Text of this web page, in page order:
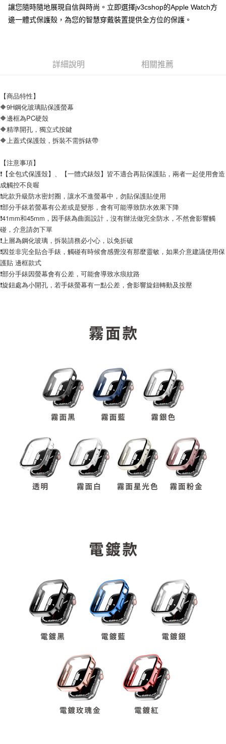
１．於結帳方式選擇「AFTEE先享後付」後，將跳轉至「AFTEE先享後付」
結帳頁面，進行簡訊認證並確認金額後，即可完成結帳。
２．訂單成立數日內，您將收到繳費通知簡訊。
購買商品的店家。未經商家同意取消之訂單仍視為有效，需透過AFTEE先享
後付繳納相關費用。
客戶支援中心」
１．透過由恩沛科技股份有限公司提供之「AFTEE先享後付」服務完成之交
易，需依本服務之必要範圍內提供個人資料，並將交易相關給付款項請求債
權轉讓予恩沛科技股份有限公司。
https://aftee.tw/terms/#terms3
３．未成年的使用者請事先徵得法定代理人或監護人之同意方可使用
「AFTEE先享後付」，若未經同意申辦者引起之損失，本公司不負相關責
任。
４．使用「AFTEE先享後付」時，將依據個別帳號之用戶狀況，依本公司即
時審查核予不同之上限額度；若仍有額度不足之情形，本公司將視審查結果
５．嚴禁一人註冊多個帳號或使用他人資訊註冊。若發現惡意使用之情形，
恩沛科技股份有限公司將有權停止該用戶之使用額度並採取法律行動。
付款後全家取貨
每筆NT$60，滿NT$499(含以上)免運費
宅配
每筆NT$80，滿NT$699(含以上)免運費
讓您隨時隨地展現自信與時尚。立即選擇jv3cshop的Apple Watch方
邊一體式保護殼，為您的智慧穿戴裝置提供全方位的保護。
詳細說明 相關推薦
【商品特性】
🔶9H鋼化玻璃貼保護螢幕
🔶邊框為PC硬殼
🔶精準開孔，獨立式按鍵
🔶上蓋式保護殼，拆裝不需拆錶帶
【注意事項】
❗【全包式保護殼】、【一體式錶殼】皆不適合再貼保護貼，兩者一起使用會造
成觸控不良喔
❗此款升級防水密封圈，讓水不進螢幕中，勿貼保護貼使用
❗部分手錶若螢幕有公差或是變形，會有可能導致防水效果下降
❗41mm和45mm，因手錶為曲面設計，沒有辦法做完全防水，不然會影響觸
碰，介意請勿下單
❗上層為鋼化玻璃，拆裝請務必小心，以免折破
❗因並非完全貼合手錶，觸碰有時候會感覺沒有那麼靈敏，如果介意建議使用保
護貼 邊框款式
❗部分手錶因螢幕會有公差，可能會導致水痕紋路
❗旋鈕處為小開孔，若手錶螢幕有一點公差，會影響旋鈕轉動及按壓